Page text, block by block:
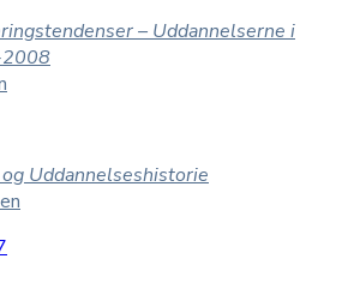
– Uddannelserne i
Uddannelseshistorie